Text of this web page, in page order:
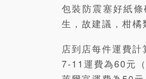
包裝防震塞好紙
生，故建議，柑橘
店到店每件運費計
7-11運費為60元